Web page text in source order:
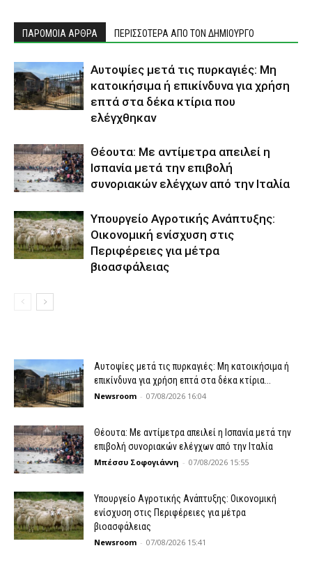
ΠΑΡΟΜΟΙΑ ΑΡΘΡΑ ΠΕΡΙΣΣΟΤΕΡΑ ΑΠΟ ΤΟΝ ΔΗΜΙΟΥΡΓΟ
Αυτοψίες μετά τις πυρκαγιές: Μη
κατοικήσιμα ή επικίνδυνα για χρήση
επτά στα δέκα κτίρια που
ελέγχθηκαν
Θέουτα: Με αντίμετρα απειλεί η
Ισπανία μετά την επιβολή
συνοριακών ελέγχων από την Ιταλία
Υπουργείο Αγροτικής Ανάπτυξης:
Οικονομική ενίσχυση στις
Περιφέρειες για μέτρα
βιοασφάλειας
Αυτοψίες μετά τις πυρκαγιές: Μη κατοικήσιμα ή
επικίνδυνα για χρήση επτά στα δέκα κτίρια...
Newsroom - 07/08/2026 16:04
Θέουτα: Με αντίμετρα απειλεί η Ισπανία μετά την
επιβολή συνοριακών ελέγχων από την Ιταλία
Μπέσσυ Σοφογιάννη - 07/08/2026 15:55
Υπουργείο Αγροτικής Ανάπτυξης: Οικονομική
ενίσχυση στις Περιφέρειες για μέτρα
βιοασφάλειας
Newsroom - 07/08/2026 15:41